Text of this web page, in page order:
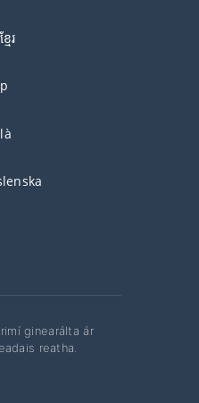
ែរ
ginearálta ár
reatha.